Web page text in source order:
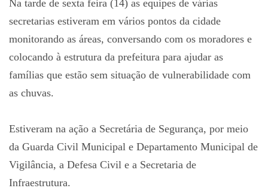
Na tarde de sexta feira (14) as equipes de várias
secretarias estiveram em vários pontos da cidade
monitorando as áreas, conversando com os moradores e
colocando à estrutura da prefeitura para ajudar as
famílias que estão sem situação de vulnerabilidade com
as chuvas.
Estiveram na ação a Secretária de Segurança, por meio
da Guarda Civil Municipal e Departamento Municipal de
Vigilância, a Defesa Civil e a Secretaria de
Infraestrutura.